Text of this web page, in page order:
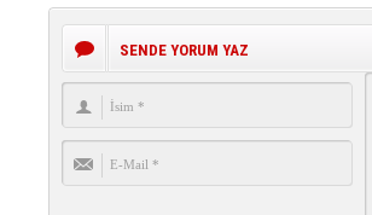
SENDE YORUM YAZ